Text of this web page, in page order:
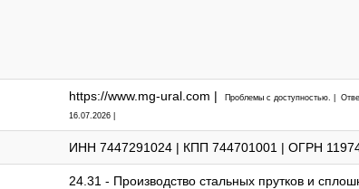
https://www.mg-ural.com |
Проблемы с доступностью. |
16.07.2026 |
ИНН 7447291024 | КПП 744701001 | ОГРН
24.31 - Производство стальных прутков и